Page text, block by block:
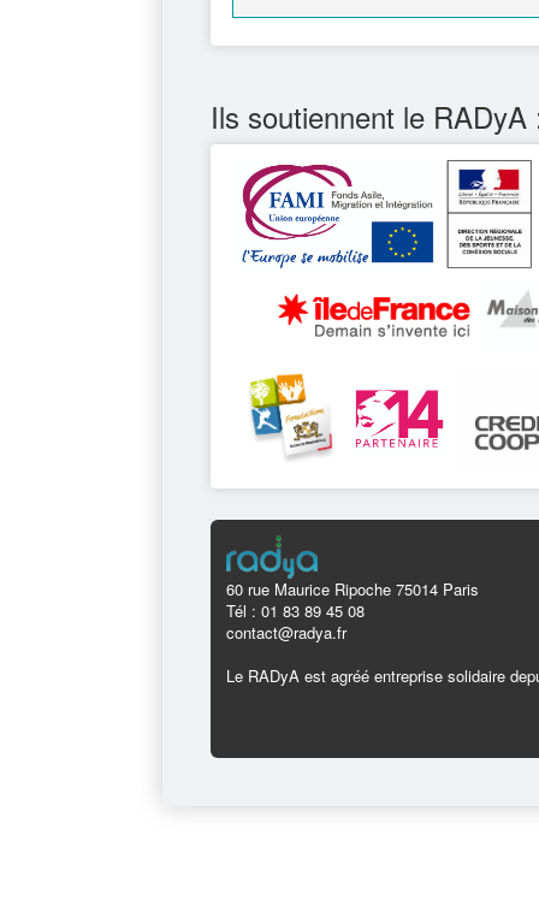
Ils soutiennent le RADyA
60 rue Maurice Ripoche 75014 Paris
Tél : 01 83 89 45 08
contact@radya.fr
Le RADyA est agréé entreprise solidaire